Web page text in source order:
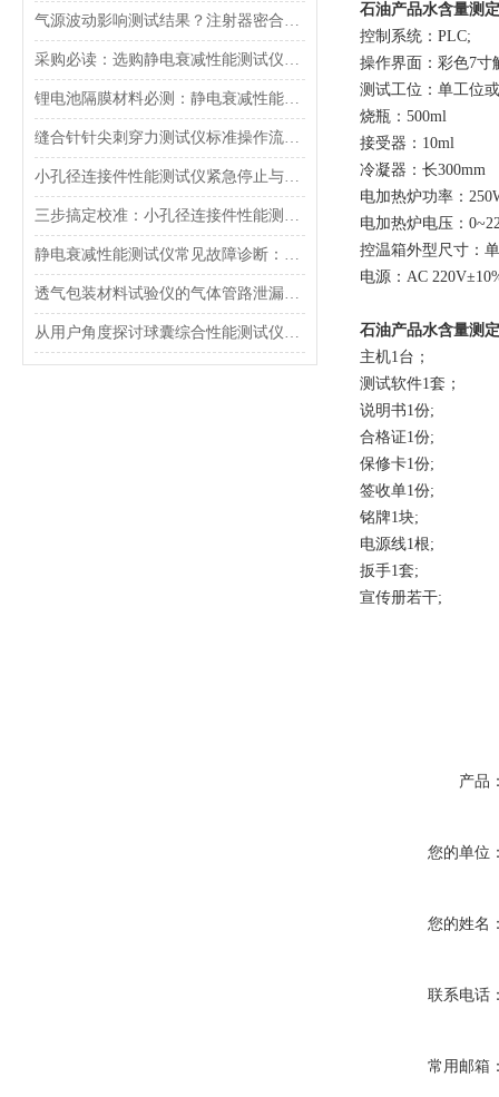
气源波动影响测试结果？注射器密合性正压测试仪的稳压设计分析
采购必读：选购静电衰减性能测试仪的5个核心参数与避坑指南
锂电池隔膜材料必测：静电衰减性能测试仪的操作难点突破
缝合针针尖刺穿力测试仪标准操作流程（SOP）及实验员培训要点
小孔径连接件性能测试仪紧急停止与异常状态下的安全复位操作
三步搞定校准：小孔径连接件性能测试仪的每日开机自检流程详解
静电衰减性能测试仪常见故障诊断：充电不稳定与电位漂移排查
透气包装材料试验仪的气体管路泄漏防护与废气排放系统详解
从用户角度探讨球囊综合性能测试仪的故障问题
石油产品水含量测
控制系统：PLC;
操作界面：彩色7寸
测试工位：单工位
烧瓶：500ml
接受器：10ml
冷凝器：长300mm
电加热炉功率：
电加热炉电压：
控温箱外型尺寸：
电源：AC
石油产品水含量测
主机1台；
测试软件1套；
说明书1份;
合格证1份;
保修卡1份;
签收单1份;
铭牌1块;
电源线1根;
扳手1套;
宣传册若干;
产品
您的单位
您的姓名
联系电话
常用邮箱